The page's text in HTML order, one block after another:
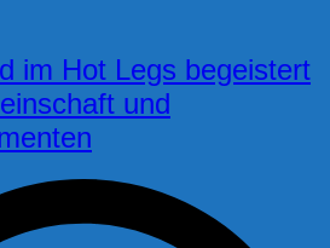
im Hot Legs begeistert
und